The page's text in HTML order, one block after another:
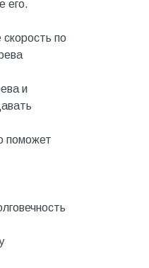
его.
по
и
поможет